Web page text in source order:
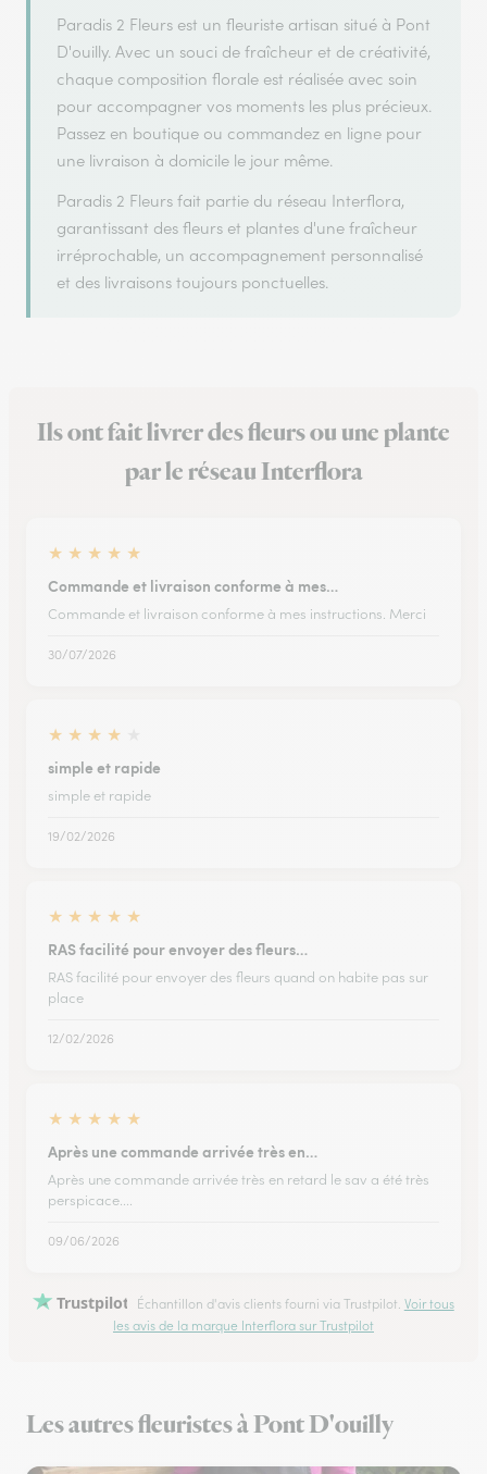
Paradis 2 Fleurs est un fleuriste artisan situé à Pont
D'ouilly. Avec un souci de fraîcheur et de créativité,
chaque composition florale est réalisée avec soin
pour accompagner vos moments les plus précieux.
Passez en boutique ou commandez en ligne pour
une livraison à domicile le jour même.
Paradis 2 Fleurs fait partie du réseau Interflora,
garantissant des fleurs et plantes d'une fraîcheur
irréprochable, un accompagnement personnalisé
et des livraisons toujours ponctuelles.
Ils ont fait livrer des fleurs ou une plante
par le réseau Interflora
★ ★ ★ ★ ★
Commande et livraison conforme à mes…
Commande et livraison conforme à mes instructions. Merci
30/07/2026
★ ★ ★ ★
simple et rapide
simple et rapide
19/02/2026
★ ★ ★ ★ ★
RAS facilité pour envoyer des fleurs…
RAS facilité pour envoyer des fleurs quand on habite pas sur
place
12/02/2026
★ ★ ★ ★ ★
Après une commande arrivée très en…
Après une commande arrivée très en retard le sav a été très
perspicace....
09/06/2026
Trustpilot Échantillon d'avis clients fourni via Trustpilot. Voir tous
les avis de la marque Interflora sur Trustpilot
Les autres fleuristes à Pont D'ouilly